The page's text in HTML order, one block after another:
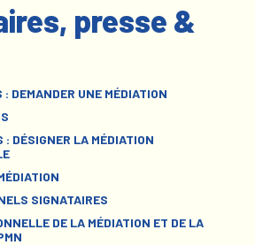
presse &
: DEMANDER UNE MÉDIATION
: DÉSIGNER LA MÉDIATION
SIGNATAIRES
DE LA MÉDIATION ET DE LA